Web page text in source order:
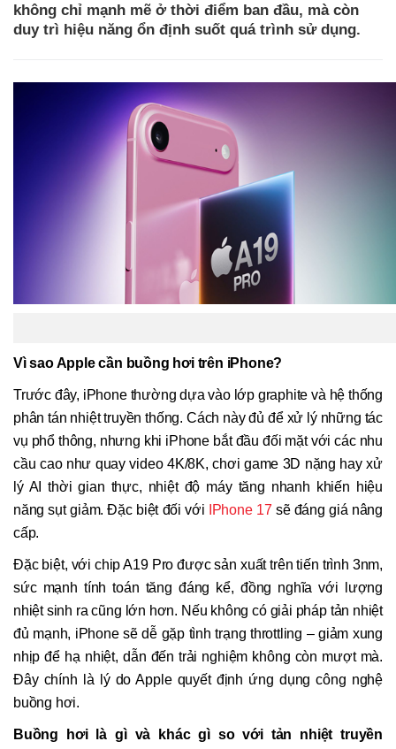
không chỉ mạnh mẽ ở thời điểm ban đầu, mà còn
duy trì hiệu năng ổn định suốt quá trình sử dụng.
Vì sao Apple cần buồng hơi trên iPhone?
Trước đây, iPhone thường dựa vào lớp graphite và hệ thống
phân tán nhiệt truyền thống. Cách này đủ để xử lý những tác
vụ phổ thông, nhưng khi iPhone bắt đầu đối mặt với các nhu
cầu cao như quay video 4K/8K, chơi game 3D nặng hay xử
lý AI thời gian thực, nhiệt độ máy tăng nhanh khiến hiệu
năng sụt giảm. Đặc biệt đối với
IPhone 17 sẽ đáng giá nâng
cấp.
Đặc biệt, với chip A19 Pro được sản xuất trên tiến trình 3nm,
sức mạnh tính toán tăng đáng kể, đồng nghĩa với lượng
nhiệt sinh ra cũng lớn hơn. Nếu không có giải pháp tản nhiệt
đủ mạnh, iPhone sẽ dễ gặp tình trạng throttling – giảm xung
nhịp để hạ nhiệt, dẫn đến trải nghiệm không còn mượt mà.
Đây chính là lý do Apple quyết định ứng dụng công nghệ
buồng hơi.
Buồng hơi là gì và khác gì so với tản nhiệt truyền